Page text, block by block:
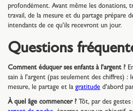
profondément. Avant même les donations,
travail, de la mesure et du partage prépare
intendants de ce qu'ils recevront un jour.
Questions
Comment éduquer ses enfants à l'argent ?
sain à l'argent (pas seulement des chiffres) :
mesure, le partage et la gratitude d'abord
À quel âge commencer ? Tôt, par des gestes